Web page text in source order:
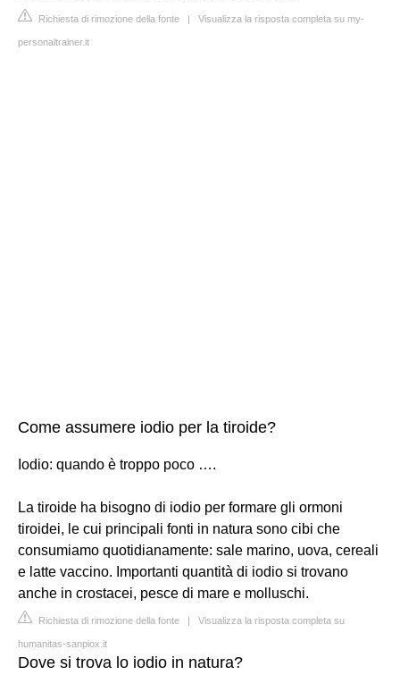
Richiesta di rimozione della fonte | Visualizza la risposta completa su my-
personaltrainer.it
Come assumere iodio per la tiroide?
Iodio: quando è troppo poco ….
La tiroide ha bisogno di iodio per formare gli ormoni
tiroidei, le cui principali fonti in natura sono cibi che
consumiamo quotidianamente: sale marino, uova, cereali
e latte vaccino. Importanti quantità di iodio si trovano
anche in crostacei, pesce di mare e molluschi.
Richiesta di rimozione della fonte | Visualizza la risposta completa su
humanitas-sanpiox.it
Dove si trova lo iodio in natura?